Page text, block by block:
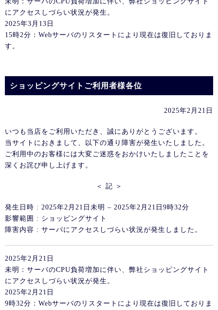
にアクセスしづらい状況が発生。
2025年3月13日
15時2分：Webサーバのリスタートにより現在は復旧しておりま
す。
ショッピングサイトご利用者様各位
2025年2月21日
いつも当店をご利用いただき、誠にありがとうございます。
当サイトにおきまして、以下の通り障害が発生いたしました。
ご利用中のお客様には大変ご迷惑をおかけいたしましたことを
深くお詫び申し上げます。
＜ 記 ＞
発生日時 : 2025年2月21日未明 – 2025年2月21日9時32分
影響範囲 : ショッピングサイト
障害内容 : サーバにアクセスしづらい状況が発生しました。
2025年2月21日
未明：サーバのCPU負荷増加に伴い、弊社ショッピングサイト
にアクセスしづらい状況が発生。
2025年2月21日
9時32分：Webサーバのリスタートにより現在は復旧しておりま